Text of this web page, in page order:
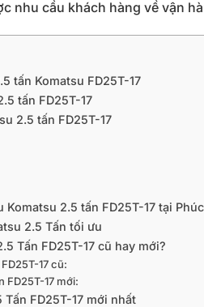
nhu cầu khách hàng về vận
tấn Komatsu FD25T-17
tấn FD25T-17
2.5 tấn FD25T-17
2.5 tấn FD25T-17 tại
2.5 Tấn tối ưu
Tấn FD25T-17 cũ hay mới?
17 cũ:
FD25T-17 mới:
FD25T-17 mới nhất